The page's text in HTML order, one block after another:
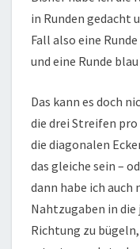
in Runden gedacht
Fall also eine
und eine Runde
Das kann es doch
die drei Streifen
die diagonalen
das gleiche sein –
dann habe ich auch
Nahtzugaben in
Richtung zu